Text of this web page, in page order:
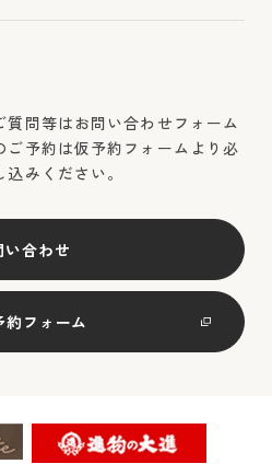
問等はお問い合わせフォーム
ご予約は仮予約フォームより必
みください。
い合わせ
約フォーム